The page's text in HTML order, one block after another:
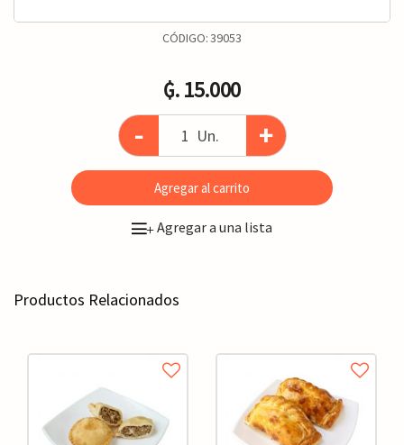
CÓDIGO:39053
₲. 15.000
- Un. +
Agregar al carrito
+Agregar a una lista
Productos Relacionados